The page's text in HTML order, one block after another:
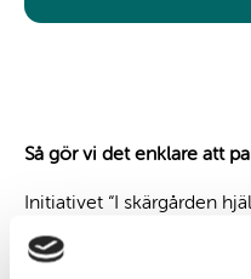
Så gör vi det enklare att
Initiativet “I skärgården
idé: att små insatser kan
åt. På flera öar utvecklas